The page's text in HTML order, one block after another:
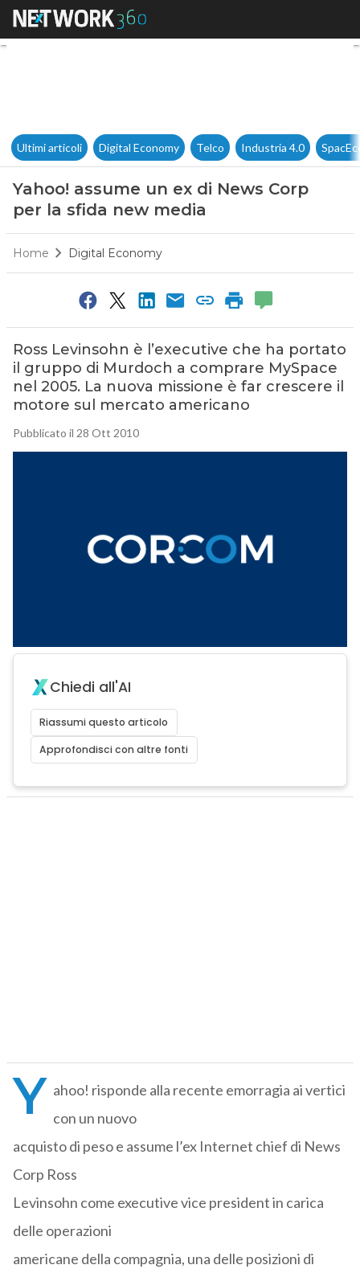
Yahoo! assume un ex di
Ultimi articoli Digital Economy Telco Industria 4.0
Yahoo! assume un ex di News Corp
per la sfida new media
Home Digital Economy
Ross Levinsohn è l’executive che ha portato
il gruppo di Murdoch a comprare MySpace
nel 2005. La nuova missione è far crescere il
motore sul mercato americano
Pubblicato il 28 Ott 2010
Chiedi all'AI
Riassumi questo articolo
Approfondisci con altre fonti
Y ahoo! risponde alla recente emorragia ai vertici
con un nuovo
acquisto di peso e assume l’ex Internet chief di News
Corp Ross
Levinsohn come executive vice president in carica
delle operazioni
americane della compagnia, una delle posizioni di